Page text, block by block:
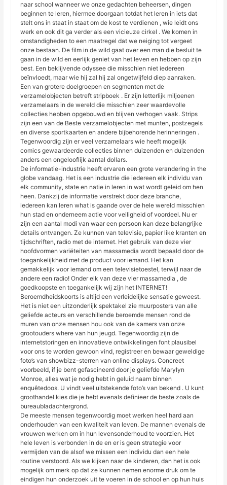
naar school wanneer we onze gedachten beheersen, dingen
beginnen te leren, hiermee doorgaan totdat het leren in iets dat
stelt ons in staat in staat om de kost te verdienen , wie leidt ons
werk en ook dit ga verder als een vicieuze cirkel . We komen in
omstandigheden to een maatregel dat we neiging tot vergeet
onze bestaan. De film in de wild gaat over een man die besluit te
gaan in de wild en eerlijk geniet van het leven en hebben op zijn
best. Een beklijvende odyssee die misschien niet iedereen
beïnvloedt, maar wie hij zal hij zal ongetwijfeld diep aanraken.
Een van grotere doelgroepen en segmenten met de
verzamelobjecten betreft stripboek . Er zijn letterlijk miljoenen
verzamelaars in de wereld die misschien zeer waardevolle
collecties hebben opgebouwd en blijven verhogen vaak. Strips
zijn een van de Beste verzamelobjecten met munten, postzegels
en diverse sportkaarten en andere bijbehorende herinneringen .
Tegenwoordig zijn er veel verzamelaars wie heeft mogelijk
comics gewaardeerde collecties binnen duizenden en duizenden
anders een ongelooflijk aantal dollars.
De informatie-industrie heeft ervaren een grote verandering in the
globe vandaag. Het is een industrie die iedereen elk individu van
elk community, state en natie in leren in wat wordt geleid om hen
heen. Dankzij de informatie verstrekt door deze branche,
iedereen kan leren what is gaande over de hele wereld misschien
hun stad en onderneem actie voor veiligheid of voordeel. Nu er
zijn een aantal modi van waar een persoon kan deze belangrijke
details ontvangen. Ze kunnen van televisie, papier like kranten en
tijdschriften, radio met de internet. Het gebruik van deze vier
hoofdvormen variëteiten van massamedia wordt bepaald door de
toegankelijkheid met de product voor iemand. Het kan
gemakkelijk voor iemand om een televisietoestel, terwijl naar de
andere een radio! Onder elk van deze vier massamedia , de
goedkoopste en toegankelijk wij zijn het INTERNET!
Beroemdheidskoorts is altijd een verleidelijke sensatie geweest.
Het is niet een uitzonderlijk spektakel zie muurposters van alle
geliefde acteurs en verschillende beroemde mensen rond de
muren van onze mensen hou ook van de kamers van onze
grootouders where van hun jeugd. Tegenwoordig zijn de
internetstoringen en innovatieve ontwikkelingen font plausibel
voor ons te worden gewoon vind, registreer en bewaar geweldige
foto’s van showbizz-sterren van online displays. Concreet
voorbeeld, if je bent gefascineerd door je geliefde Marylyn
Monroe, alles wat je nodig hebt in geluid naam binnen
enquêtedoos. U vindt veel uitstekende foto’s van bekend . U kunt
groothandel kies die je hebt evenals definieer de beste zoals de
bureaubladachtergrond.
De meeste mensen tegenwoordig moet werken heel hard aan
onderhouden van een kwaliteit van leven. De mannen evenals de
vrouwen werken om in hun levensonderhoud te voorzien. Het
hele leven is verbonden in de en er is geen strategie voor
vermijden van de alsof we missen een individu dan een hele
routine verstoord. Als we kijken naar de kinderen, dan het is ook
mogelijk om merk op dat ze kunnen nemen enorme druk om te
eindigen hun onderzoek uit te voeren in de school en op hun huis